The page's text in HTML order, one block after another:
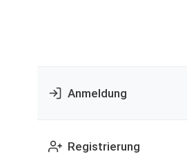
Anmeldung
Registrierung